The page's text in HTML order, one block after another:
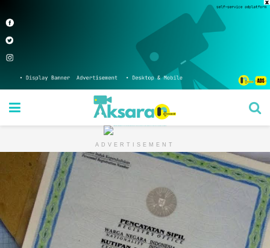
ADVERTISEMENT